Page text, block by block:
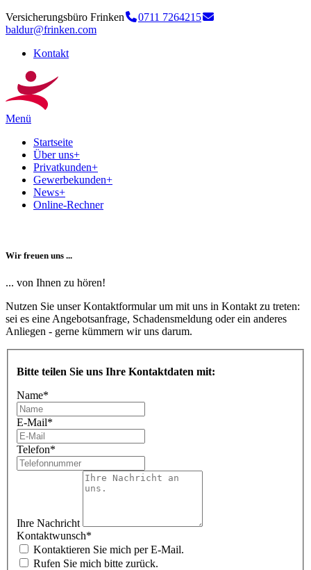
Versicherungsbüro Frinken
0711 7264215
baldur@frinken.com
Kontakt
Menü
Startseite
Über uns+
Privatkunden+
Gewerbekunden+
News+
Online-Rechner
Wir freuen uns ...
... von Ihnen zu hören!
Nutzen Sie unser Kontaktformular um mit uns in Kontakt zu treten:
sei es eine Angebotsanfrage, Schadensmeldung oder ein anderes
Anliegen - gerne kümmern wir uns darum.
Bitte teilen Sie uns Ihre Kontaktdaten mit:
Name*
E-Mail*
Telefon*
Ihre Nachricht
Kontaktwunsch*
Kontaktieren Sie mich per E-Mail.
Rufen Sie mich bitte zurück.